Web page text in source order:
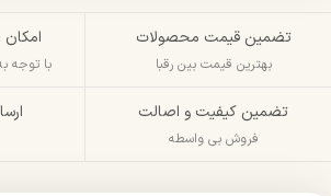
تضمین قیمت محصولات
بهترین قیمت بین رقبا با توجه
تضمین کیفیت و اصالت
فروش بی واسطه